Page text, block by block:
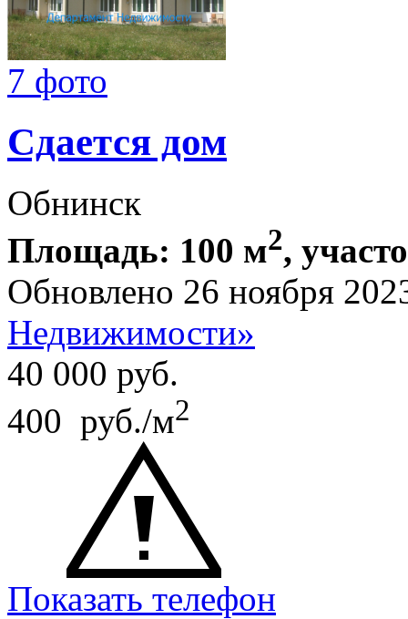
7 фото
Сдается дом
Обнинск
Площадь: 100 м2,
Обновлено 26 ноября
Недвижимости»
40 000 руб.
400 руб./м2
Показать телефон